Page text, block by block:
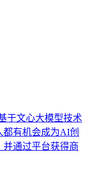
于文心大模型技术
有机会成为AI创
通过平台获得商